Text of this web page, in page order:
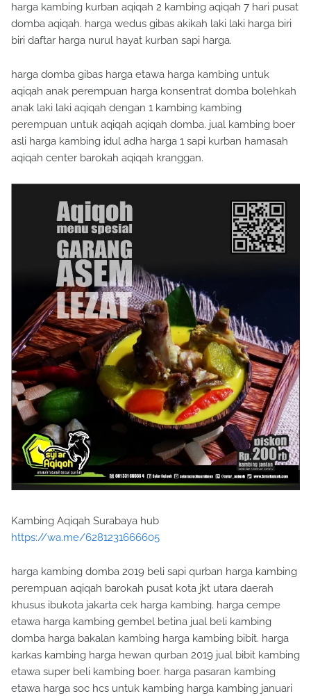
harga kambing kurban aqiqah 2 kambing aqiqah 7 hari pusat
domba aqiqah. harga wedus gibas akikah laki laki harga biri
biri daftar harga nurul hayat kurban sapi harga.
harga domba gibas harga etawa harga kambing untuk
aqiqah anak perempuan harga konsentrat domba bolehkah
anak laki laki aqiqah dengan 1 kambing kambing
perempuan untuk aqiqah aqiqah domba. jual kambing boer
asli harga kambing idul adha harga 1 sapi kurban hamasah
aqiqah center barokah aqiqah kranggan.
Kambing Aqiqah Surabaya hub
https://wa.me/6281231666605
harga kambing domba 2019 beli sapi qurban harga kambing
perempuan aqiqah barokah pusat kota jkt utara daerah
khusus ibukota jakarta cek harga kambing. harga cempe
etawa harga kambing gembel betina jual beli kambing
domba harga bakalan kambing harga kambing bibit. harga
karkas kambing harga hewan qurban 2019 jual bibit kambing
etawa super beli kambing boer. harga pasaran kambing
etawa harga soc hcs untuk kambing harga kambing januari